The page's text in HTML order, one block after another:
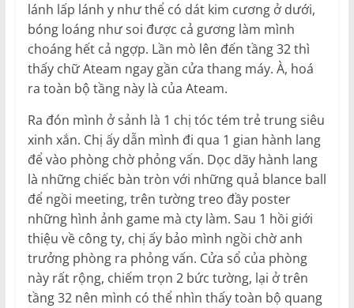
lánh lấp lánh y như thể có dát kim cương ở dưới,
bóng loáng như soi được cả gương làm mình
choáng hết cả ngợp. Lần mò lên đến tầng 32 thì
thấy chữ Ateam ngay gần cửa thang máy. À, hoá
ra toàn bộ tầng này là của Ateam.
Ra đón mình ở sảnh là 1 chị tóc tém trẻ trung siêu
xinh xắn. Chị ấy dẫn mình đi qua 1 gian hành lang
để vào phòng chờ phỏng vấn. Dọc dãy hành lang
là những chiếc bàn tròn với những quả blance ball
để ngồi meeting, trên tường treo đầy poster
những hình ảnh game mà cty làm. Sau 1 hồi giới
thiệu về công ty, chị ấy bảo mình ngồi chờ anh
trưởng phòng ra phỏng vấn. Cửa sổ của phòng
này rất rộng, chiếm trọn 2 bức tường, lại ở trên
tầng 32 nên mình có thể nhìn thấy toàn bộ quang